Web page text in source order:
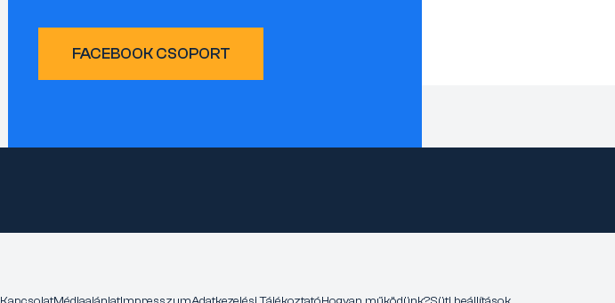
FACEBOOK CSOPORT